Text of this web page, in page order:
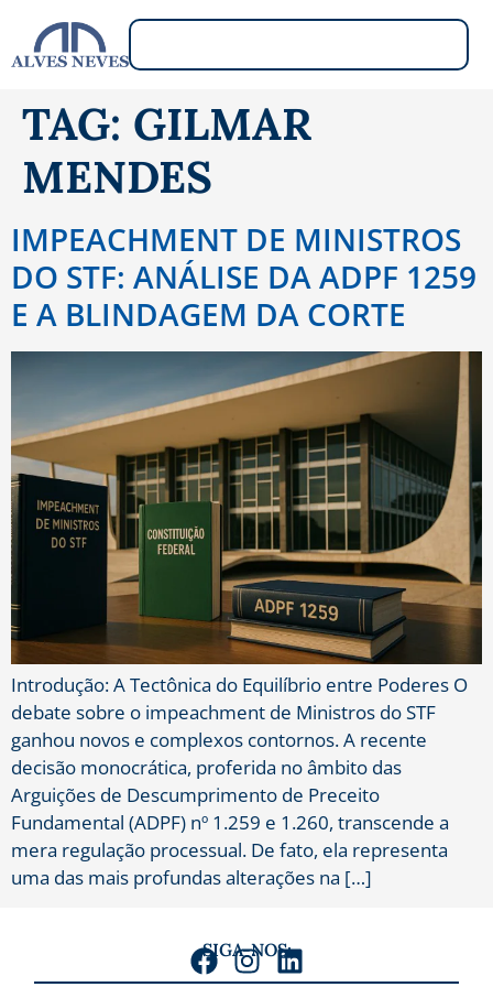
TAG: GILMAR
MENDES
IMPEACHMENT DE MINISTROS
DO STF: ANÁLISE DA ADPF 1259
E A BLINDAGEM DA CORTE
Introdução: A Tectônica do Equilíbrio entre Poderes O
debate sobre o impeachment de Ministros do STF
ganhou novos e complexos contornos. A recente
decisão monocrática, proferida no âmbito das
Arguições de Descumprimento de Preceito
Fundamental (ADPF) nº 1.259 e 1.260, transcende a
mera regulação processual. De fato, ela representa
uma das mais profundas alterações na […]
SIGA-NOS: